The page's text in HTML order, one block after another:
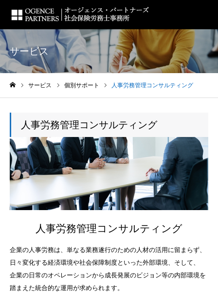
サービス
サービス 個別サポート 人事労務管理コンサルティング
人事労務管理コンサルティング
人事労務管理コンサルティング
企業の人事労務は、単なる業務遂行のための人材の活用に留まらず、
日々変化する経済環境や社会保障制度といった外部環境、そして、
企業の日常のオペレーションから成長発展のビジョン等の内部環境を
踏まえた統合的な運用が求められます。